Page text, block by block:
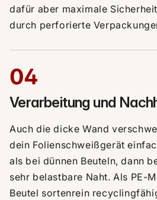
dafür aber maximale
durch perforierte
04
Verarbeitung und
Auch die dicke Wand
dein Folienschweißgerät
als bei dünnen Beuteln, dann
sehr belastbare Naht. Als PE-
Beutel sortenrein